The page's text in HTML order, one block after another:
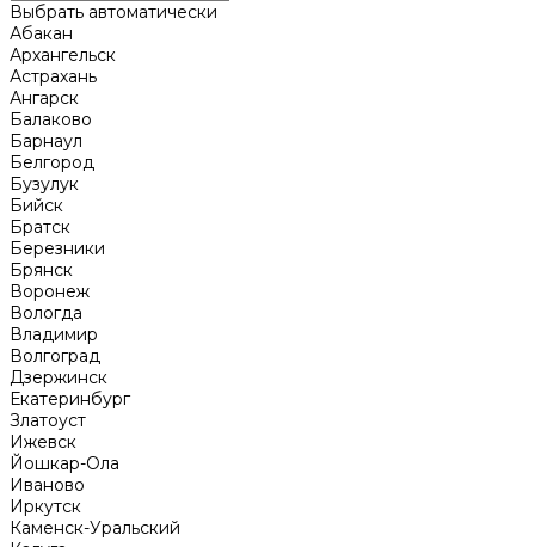
Выбрать автоматически
Абакан
Архангельск
Астрахань
Ангарск
Балаково
Барнаул
Белгород
Бузулук
Бийск
Братск
Березники
Брянск
Воронеж
Вологда
Владимир
Волгоград
Дзержинск
Екатеринбург
Златоуст
Ижевск
Йошкар-Ола
Иваново
Иркутск
Каменск-Уральский